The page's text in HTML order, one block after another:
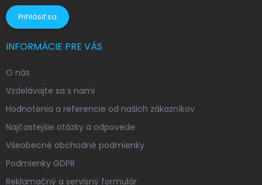
Prihlásiť sa
INFORMÁCIE PRE VÁS
O nás
Vzdelávajte sa s nami
Hodnotenia a referencie od našich zákazníkov
Najčastejšie otázky a odpovede
Všeobecné obchodné podmienky
Podmienky GDPR
Reklamačný a servisný formulár